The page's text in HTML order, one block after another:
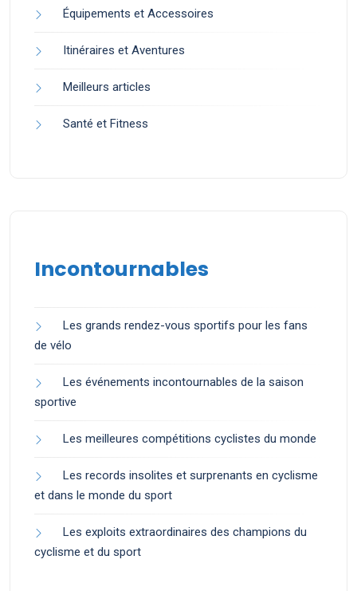
Équipements et Accessoires
Itinéraires et Aventures
Meilleurs articles
Santé et Fitness
Incontournables
Les grands rendez-vous sportifs pour les fans
de vélo
Les événements incontournables de la saison
sportive
Les meilleures compétitions cyclistes du monde
Les records insolites et surprenants en cyclisme
et dans le monde du sport
Les exploits extraordinaires des champions du
cyclisme et du sport